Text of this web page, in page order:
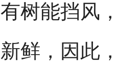
有树能挡风
新鲜，因此